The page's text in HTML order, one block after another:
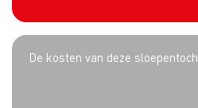
De kosten van deze